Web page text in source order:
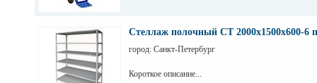
Стеллаж полочный СТ 2000х1500х600-6
город: Санкт-Петербург
Короткое описание...